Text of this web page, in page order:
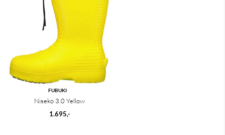
FUBUKI
Niseko 3.0 Yellow
1.695,-